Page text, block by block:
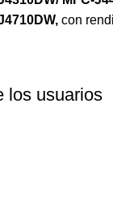
, con
los usuarios